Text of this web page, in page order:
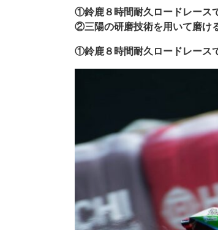
①鈴鹿８時間耐久ロードレース
②三陽の研磨技術を用いて磨け
①鈴鹿８時間耐久ロードレース